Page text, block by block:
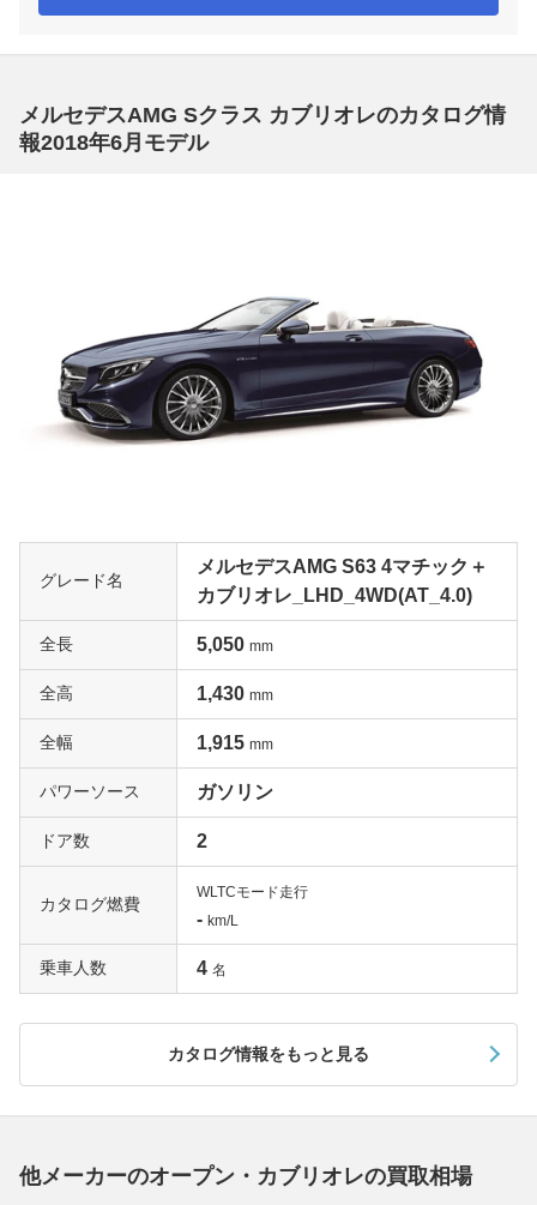
メルセデスAMG Sクラス カブリオレのカタログ情
報2018年6月モデル
グレード名
メルセデスAMG S63 4マチック＋
カブリオレ_LHD_4WD(AT_4.0)
全長 5,050 mm
全高 1,430 mm
全幅 1,915 mm
パワーソース ガソリン
ドア数 2
カタログ燃費
WLTCモード走行
- km/L
乗車人数 4 名
カタログ情報をもっと見る
他メーカーのオープン・カブリオレの買取相場